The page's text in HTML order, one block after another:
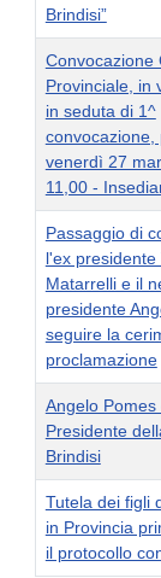
Brindisi”
Convocazione
Provinciale, in
in seduta di 1^
convocazione,
venerdì 27
11,00 -
Passaggio di
l'ex presidente
Matarrelli e il
presidente
seguire la
proclamazione
Angelo Pomes
Presidente
Brindisi
Tutela dei figli
in Provincia
il protocollo